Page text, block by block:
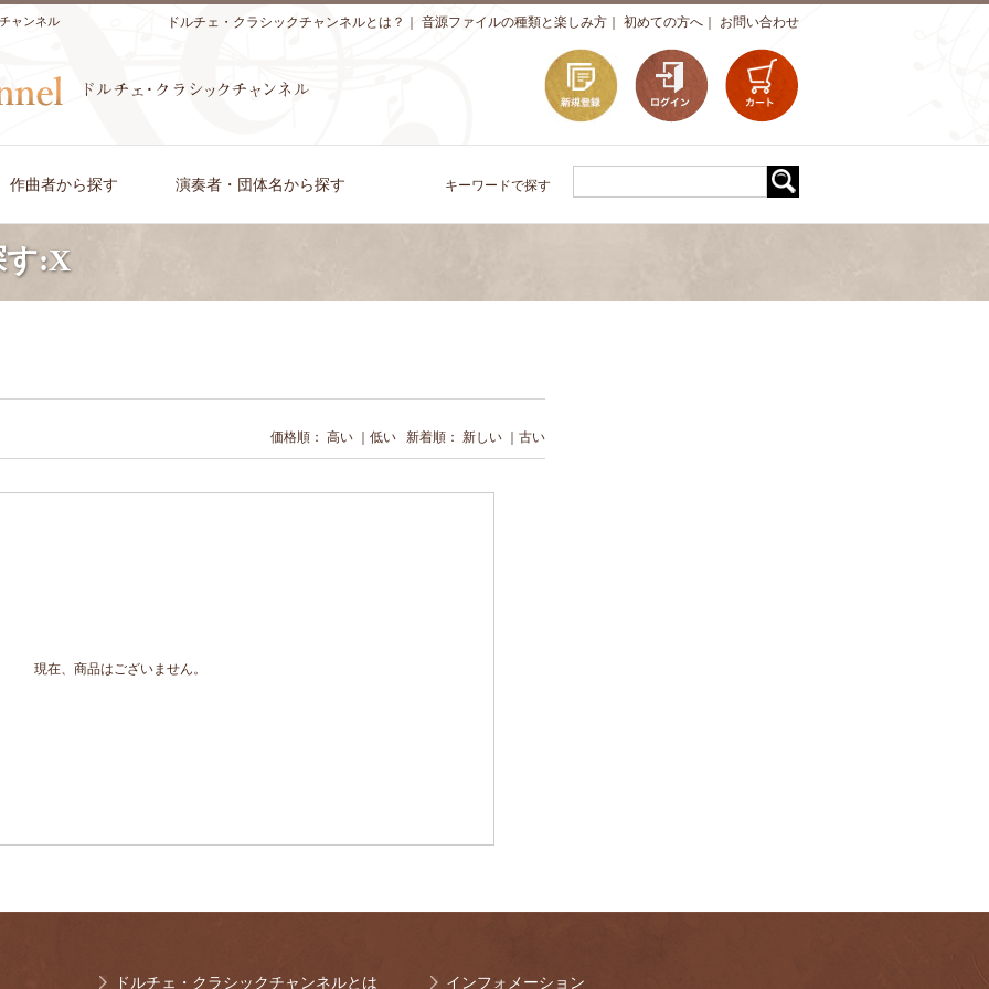
ャンネル お問い合わせ
初めての方へ
音源ファイルの種類と楽しみ方
ドルチェ・クラシックチャンネルとは？
作曲者から探す 演奏者・団体名から探す キーワードで探す
す:X
価格順： 高い 低い 新着順： 新しい 古い
現在、商品はございません。
ドルチェ・クラシックチャンネルとは インフォメーション